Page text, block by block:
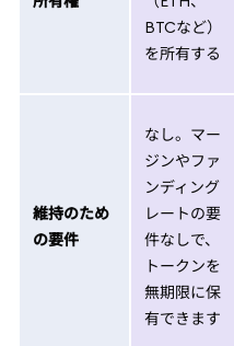
BTCなど）
を所有する
維持のため
の要件
なし。マー
ジンやファ
ンディング
レートの要
件なしで、
トークンを
無期限に保
有できます